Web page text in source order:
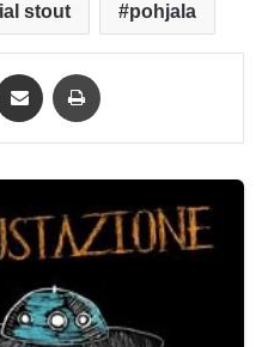
stout pohjala
Condividi via mail